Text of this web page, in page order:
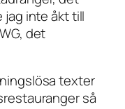
jag inte åkt till
det
texter
så